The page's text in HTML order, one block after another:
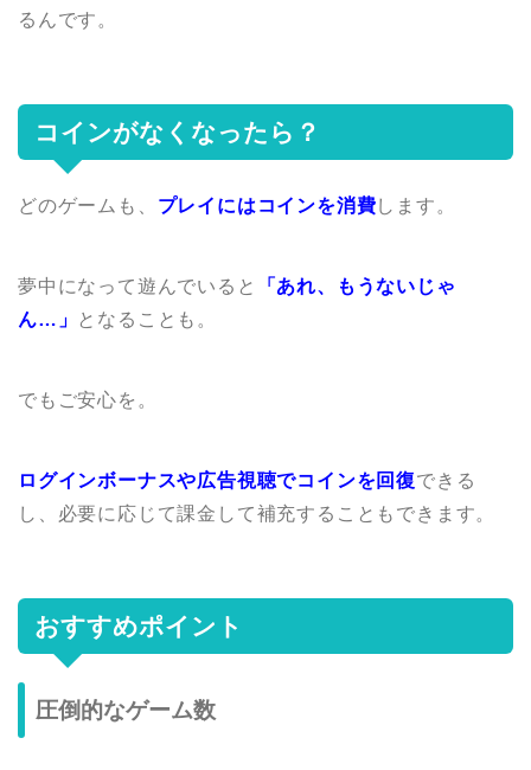
るんです。
コインがなくなったら？
どのゲームも、 プレイにはコインを消費します。
夢中になって遊んでいると
「あれ、もうないじゃ
ん…」
となることも。
でもご安心を。
ログインボーナスや広告視聴でコインを回復できる
し、必要に応じて課金して補充することもできます。
おすすめポイント
圧倒的なゲーム数